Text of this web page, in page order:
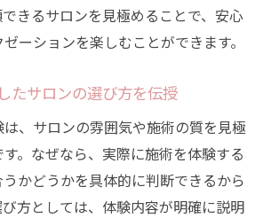
きるサロンを見極めることで、安心
ーションを楽しむことができます。
たサロンの選び方を伝授
、サロンの雰囲気や施術の質を見極
。なぜなら、実際に施術を体験する
かどうかを具体的に判断できるから
方としては、体験内容が明確に説明